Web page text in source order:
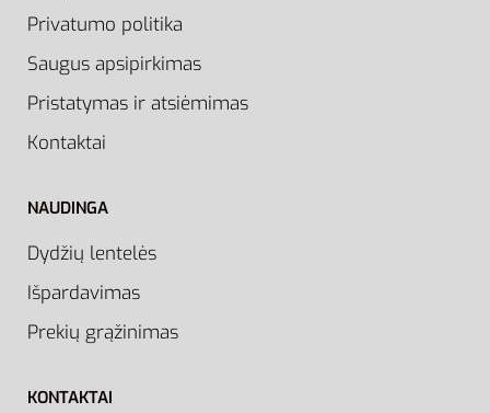
Privatumo politika
Saugus apsipirkimas
Pristatymas ir atsiėmimas
Kontaktai
NAUDINGA
Dydžių lentelės
Išpardavimas
Prekių grąžinimas
KONTAKTAI